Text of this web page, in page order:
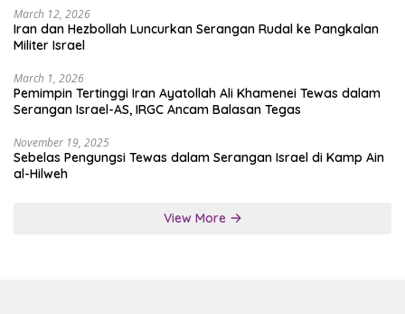
March 12, 2026
Iran dan Hezbollah Luncurkan Serangan Rudal ke Pangkalan
Militer Israel
March 1, 2026
Pemimpin Tertinggi Iran Ayatollah Ali Khamenei Tewas dalam
Serangan Israel-AS, IRGC Ancam Balasan Tegas
November 19, 2025
Sebelas Pengungsi Tewas dalam Serangan Israel di Kamp Ain
al-Hilweh
View More